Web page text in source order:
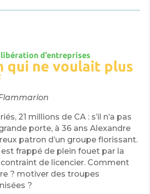
d’entreprises
qui ne voulait plus
21 millions de CA : s’il n’a pas
porte, à 36 ans Alexandre
patron d’un groupe florissant.
est frappé de plein fouet par la
de licencier. Comment
? motiver des troupes
?